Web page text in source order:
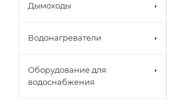
Дымоходы
Водонагреватели
Оборудование для
водоснабжения